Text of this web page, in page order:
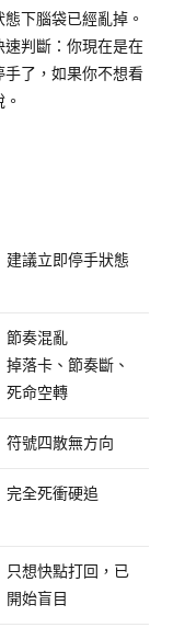
下腦袋已經亂掉。
判斷：你現在是在
手了，如果你不想看
建議立即停手狀態
節奏混亂
掉落卡、節奏斷、
死命空轉
符號四散無方向
完全死衝硬追
只想快點打回，已
開始盲目